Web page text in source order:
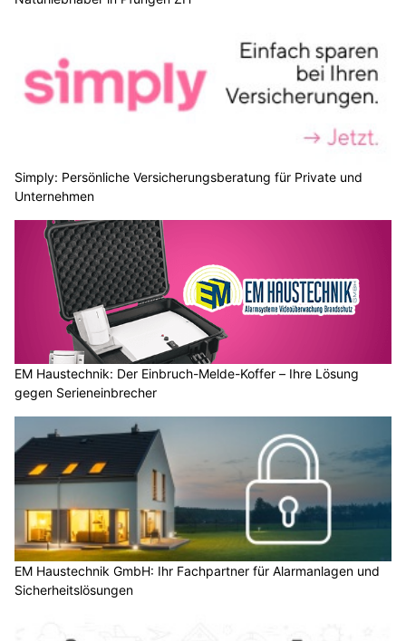
Simply: Persönliche Versicherungsberatung für Private und
Unternehmen
EM Haustechnik: Der Einbruch-Melde-Koffer – Ihre Lösung
gegen Serieneinbrecher
EM Haustechnik GmbH: Ihr Fachpartner für Alarmanlagen und
Sicherheitslösungen